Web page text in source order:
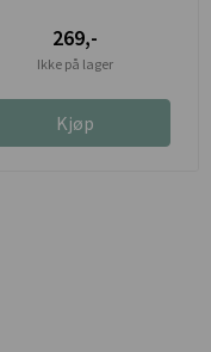
269,-
Ikke på lager
Kjøp